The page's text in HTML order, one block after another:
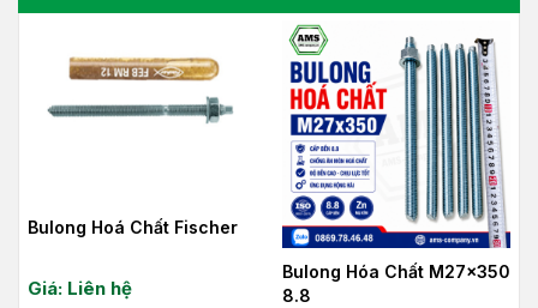
Bulong Hoá Chất Fischer
Giá: Liên hệ
Bulong Hóa Chất M27x350
8.8